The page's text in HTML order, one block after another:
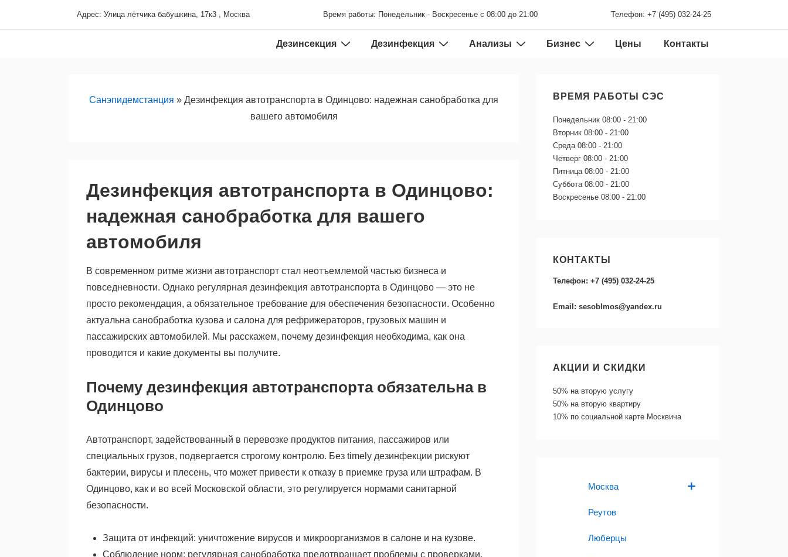
Адрес: Улица лётчика бабушкина, 17к3 , Москва Время работы: Понедельник - Воскресенье с 08:00 до 21:00 Телефон: +7 (495) 032-24-25
Дезинсекция Дезинфекция Анализы Бизнес Цены Контакты
Санэпидемстанция » Дезинфекция автотранспорта в Одинцово: надежная санобработка для
вашего автомобиля
Дезинфекция автотранспорта в Одинцово:
надежная санобработка для вашего
автомобиля
В современном ритме жизни автотранспорт стал неотъемлемой частью бизнеса и
повседневности. Однако регулярная дезинфекция автотранспорта в Одинцово — это не
просто рекомендация, а обязательное требование для обеспечения безопасности. Особенно
актуальна санобработка кузова и салона для рефрижераторов, грузовых машин и
пассажирских автомобилей. Мы расскажем, почему дезинфекция необходима, как она
проводится и какие документы вы получите.
Почему дезинфекция автотранспорта обязательна в
Одинцово
Автотранспорт, задействованный в перевозке продуктов питания, пассажиров или
специальных грузов, подвергается строгому контролю. Без timely дезинфекции рискуют
бактерии, вирусы и плесень, что может привести к отказу в приемке груза или штрафам. В
Одинцово, как и во всей Московской области, это регулируется нормами санитарной
безопасности.
Защита от инфекций: уничтожение вирусов и микроорганизмов в салоне и на кузове.
Соблюдение норм: регулярная санобработка предотвращает проблемы с проверками.
ВРЕМЯ РАБОТЫ СЭС
Понедельник 08:00 - 21:00
Вторник 08:00 - 21:00
Среда 08:00 - 21:00
Четверг 08:00 - 21:00
Пятница 08:00 - 21:00
Суббота 08:00 - 21:00
Воскресенье 08:00 - 21:00
КОНТАКТЫ
Телефон: +7 (495) 032-24-25
Email: sesoblmos@yandex.ru
АКЦИИ И СКИДКИ
50% на вторую услугу
50% на вторую квартиру
10% по социальной карте Москвича
Москва
Реутов
Люберцы